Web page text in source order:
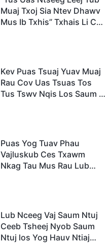
Muaj Txoj Sia Ntev Dhawv
Mus Ib Txhis” Txhais Li Cas
Kev Puas Tsuaj Yuav Muaj
Rau Cov Uas Tsuas Tos
Tus Tswv Nqis Los Saum ib
Puas Yog Tuav Phau
Vajluskub Ces Txawm
Nkag Tau Mus Rau Lub
Lub Nceeg Vaj Saum Ntuj
Ceeb Tsheej Nyob Saum
Ntuj los Yog Hauv Ntiaj